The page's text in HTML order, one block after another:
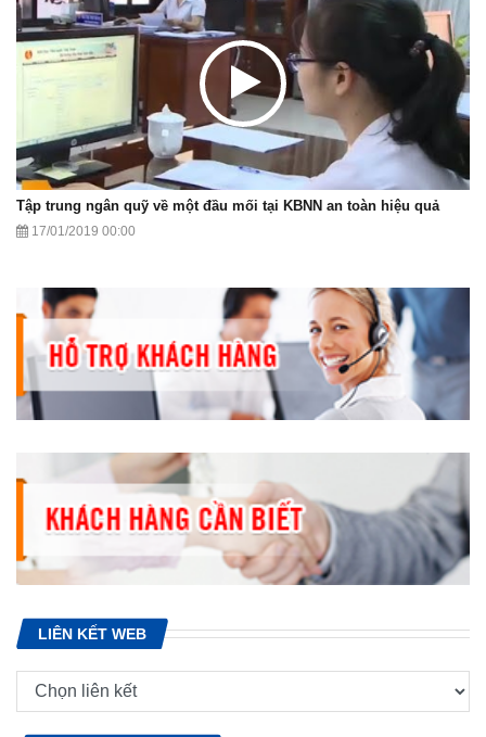
Tập trung ngân quỹ về một đầu mối tại KBNN an toàn hiệu quả
17/01/2019 00:00
LIÊN KẾT WEB